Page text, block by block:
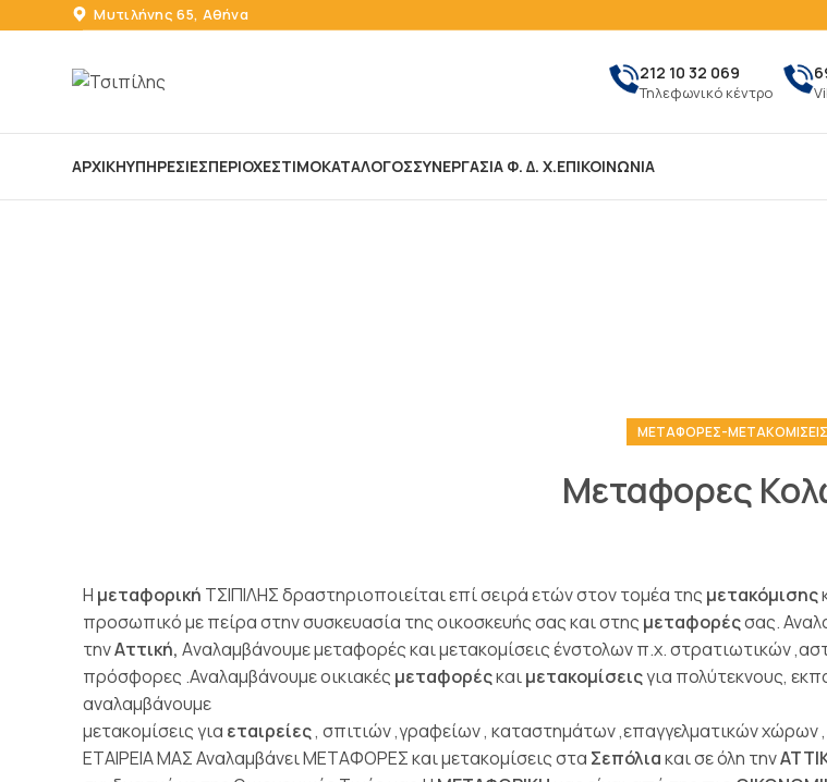
Μυτιλήνης 65, Αθήνα
212 10 32 069
Τηλεφωνικό κέντρο
ΑΡΧΙΚΗΥΠΗΡΕΣΙΕΣΠΕΡΙΟΧΕΣΤΙΜΟΚΑΤΑΛΟΓΟΣΣΥΝΕΡΓΑΣΙΑ Φ. Δ. Χ.ΕΠΙΚΟΙΝΩΝΙΑ
ΜΕΤΑΦΟΡΕΣ-ΜΕΤΑΚΟΜΙΣΕΙΣ
Μεταφορες
Η μεταφορική ΤΣΙΠΙΛΗΣ δραστηριοποιείται επί σειρά ετών στον τομέα της μετακόμισης
προσωπικό με πείρα στην συσκευασία της οικοσκευής σας και στης μεταφορέςσας.
τηνΑττική, Aναλαμβάνουμε μεταφορές και μετακομίσεις ένστολων π.χ. στρατιωτικών
πρόσφορες .Αναλαμβάνουμε οικιακές μεταφορέςκαιμετακομίσειςγια πολύτεκνους,
αναλαμβάνουμε
μετακομίσεις για εταιρείες, σπιτιών ,γραφείων , καταστημάτων ,επαγγελματικών χώρων
ΕΤΑΙΡΕΙΑ ΜΑΣ Αναλαμβάνει ΜΕΤΑΦΟΡΕΣ και μετακομίσεις στα Σεπόλιακαι σε όλη την